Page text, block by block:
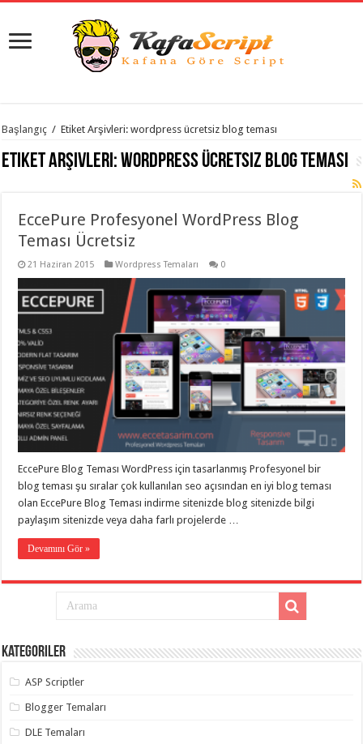
istanbul
evden
eve
gaziantep
evden
evden
taşımacılık,
gaziantep
evden
taşımacılık,
evden
taşımacılık ,
gaziantep
evden
taşımacılık
gaziantep
taşımacılık,
gaziantep
taşımacılık,
evden
evden
gaziantep
eve
taşımacılık,
gaziantep
organizasyon
gaziantep
organizasyon,
Başlangıç / Etiket Arşivleri: wordpress ücretsiz blog teması
Etiket Arşivleri:wordpress ücretsiz blog teması
EccePure Profesyonel WordPress Blog
Teması Ücretsiz
21 Haziran 2015 Wordpress Temaları 0
EccePure Blog Teması WordPress için tasarlanmış Profesyonel bir
blog teması şu sıralar çok kullanılan seo açısından en iyi blog teması
olan EccePure Blog Teması indirme sitenizde blog sitenizde bilgi
paylaşım sitenizde veya daha farlı projelerde …
Devamını Gör »
Kategoriler
ASP Scriptler
Blogger Temaları
DLE Temaları